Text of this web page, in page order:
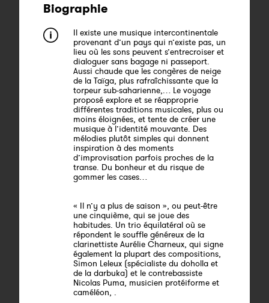
Biographie
Il existe une musique intercontinentale
provenant d’un pays qui n’existe pas, un
lieu où les sons peuvent s’entrecroiser et
dialoguer sans bagage ni passeport.
Aussi chaude que les congères de neige
de la Taïga, plus rafraîchissante que la
torpeur sub-saharienne,… Le voyage
proposé explore et se réapproprie
différentes traditions musicales, plus ou
moins éloignées, et tente de créer une
musique à l’identité mouvante. Des
mélodies plutôt simples qui donnent
inspiration à des moments
d’improvisation parfois proches de la
transe. Du bonheur et du risque de
gommer les cases…
« Il n’y a plus de saison », ou peut-être
une cinquième, qui se joue des
habitudes. Un trio équilatéral où se
répondent le souffle généreux de la
clarinettiste Aurélie Charneux, qui signe
également la plupart des compositions,
Simon Leleux (spécialiste du doholla et
de la darbuka) et le contrebassiste
Nicolas Puma, musicien protéiforme et
caméléon, .